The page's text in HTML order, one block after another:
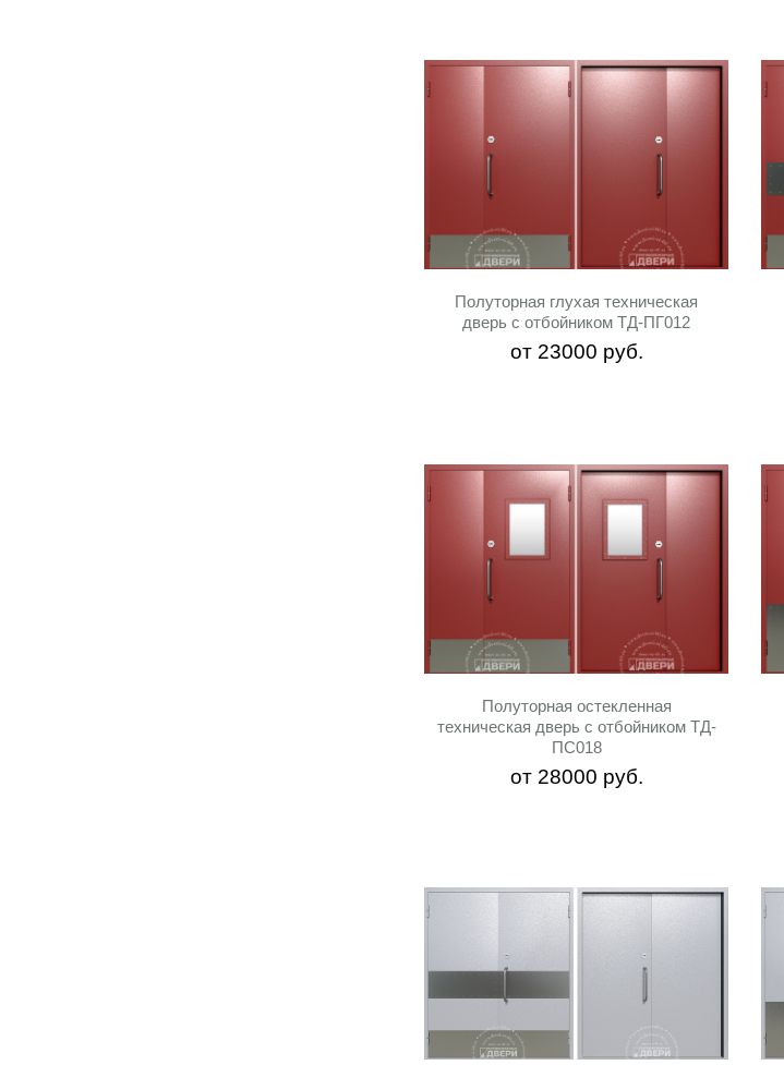
Полуторная глухая техническая
дверь с отбойником ТД-ПГ012
от 23000 руб.
Полуторная остекленная
техническая дверь с отбойником ТД-
ПС018
от 28000 руб.